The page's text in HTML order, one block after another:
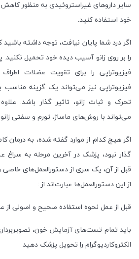
سایر داروهای غیراستروئیدی به منظور کاهش
خود استفاده کنید.
اگر درد شما پایان نیافت، توجه داشته
را بر روی زانو آسیب دیده خود تحمیل
فیزیوتراپی را برای تقویت عضلات
فیزیوتراپی نیز می‌تواند یک گزینه
تحرک و ثبات زانو، تاثیر گذار باشد.
می‌تواند با روش‌های ماساژ، تورم و سفتی
اگر هیچ کدام از موارد گفته شده، به درمان
گذار نبود، پزشک در آخرین مرحله به سراغ
قبل از آن، یک سری از دستورالعمل‌های خاصی
از این دستورالعمل‌ها عبارت‌اند از :
قبل از عمل نحوه استفاده صحیح و اصولی از
باید تمام تست‌های آزمایش خون،
الکتروکاردیوگرام را تحویل پزشک دهید